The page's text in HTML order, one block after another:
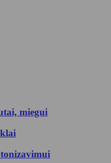
miegui